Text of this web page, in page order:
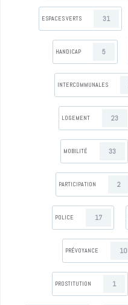
ESPACES VERTS 31
HANDICAP 5
INTERCOMMUNALES
LOGEMENT 23
MOBILITÉ 33
PARTICIPATION 2
POLICE 17
PRÉVOYANCE 10
PROSTITUTION 1